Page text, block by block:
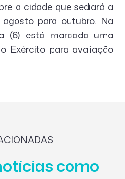
a cidade que sediará a
para outubro. Na
(6) está marcada uma
Exército para avaliação
como